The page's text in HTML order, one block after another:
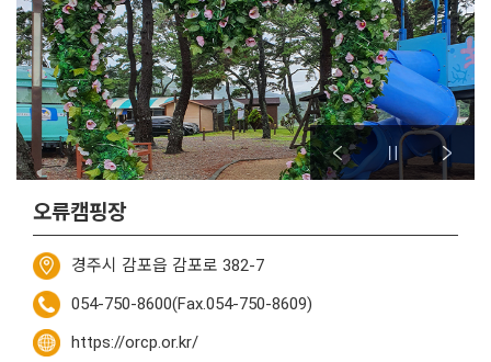
오류캠핑장
경주시 감포읍 감포로 382-7
054-750-8600(Fax.054-750-8609)
https://orcp.or.kr/